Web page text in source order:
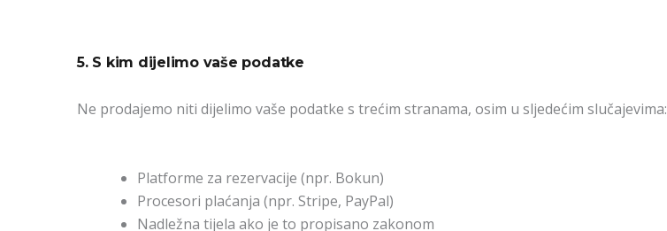
5. S kim dijelimo vaše podatke
Ne prodajemo niti dijelimo vaše podatke s trećim stranama, osim u sljedećim slučajevima:
Platforme za rezervacije (npr. Bokun)
Procesori plaćanja (npr. Stripe, PayPal)
Nadležna tijela ako je to propisano zakonom